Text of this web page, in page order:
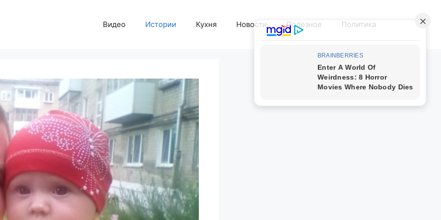
Видео Истории Кухня Новости Полезное Политика